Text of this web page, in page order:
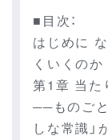
■目次：
はじめに
くいくのか
第1章 当た
──ものご
しな常識」